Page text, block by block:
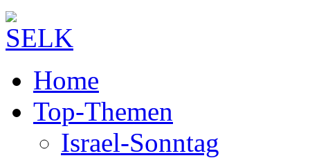
Home
Top-Themen
Israel-Sonntag